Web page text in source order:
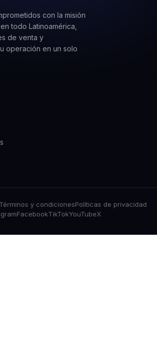
con la misión
todo Latinoamérica,
de venta y
operación en un solo
Términos y condicionesPolíticas de privacidad
FacebookTikTokYouTubeX